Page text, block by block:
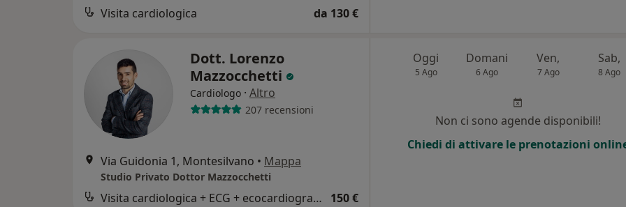
Visita cardiologica da 130 €
Dott. Lorenzo
Mazzocchetti
Cardiologo · Altro
207 recensioni
Via Guidonia 1, Montesilvano • Mappa
Studio Privato Dottor Mazzocchetti
Visita cardiologica + ECG + ecocardiogramma 150 €
Oggi
5 Ago
Domani
6 Ago
Ven,
7 Ago
Sab,
8 Ago
Non ci sono agende disponibili!
Chiedi di attivare le prenotazioni